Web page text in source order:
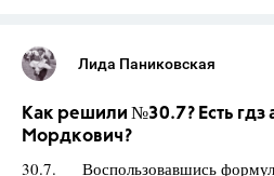
Лида Паниковская
Как решили №30.7? Есть гдз
Мордкович?
30.7. Воспользовавшись